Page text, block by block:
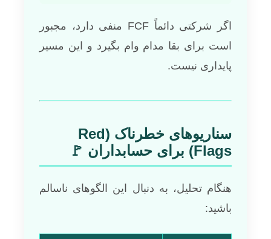
اگر شرکتی دائماً FCF منفی دارد، مجبور
است برای بقا مدام وام بگیرد و این مسیر
پایداری نیست.
سناریوهای خطرناک (Red
Flags) برای حسابداران 🚩
هنگام تحلیل، به دنبال این الگوهای ناسالم
باشید: